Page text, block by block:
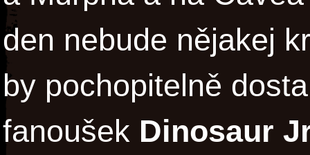
den nebude nějakej
by pochopitelně
fanoušek Dinosaur